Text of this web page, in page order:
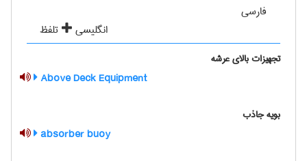
فارسی
انگلیسی
تلفظ
تجهیزات بالای عرشه
Above Deck Equipment
بویه جاذب
absorber buoy